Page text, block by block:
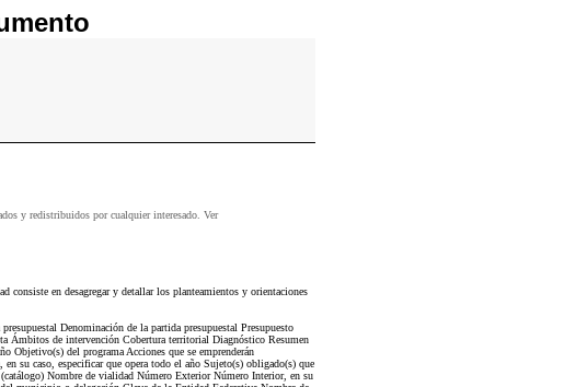
y redistribuidos por cualquier interesado. Ver
consiste en desagregar y detallar los planteamientos y orientaciones
Denominación de la partida presupuestal Presupuesto
Ámbitos de intervención Cobertura territorial Diagnóstico Resumen
Objetivo(s) del programa Acciones que se emprenderán
su caso, especificar que opera todo el año Sujeto(s) obligado(s) que
Nombre de vialidad Número Exterior Número Interior, en su